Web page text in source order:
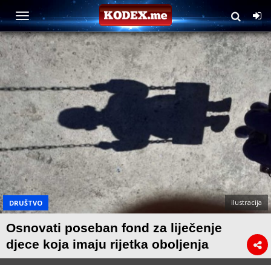
DRUŠTVO ilustracija
Osnovati poseban fond za liječenje
djece koja imaju rijetka oboljenja